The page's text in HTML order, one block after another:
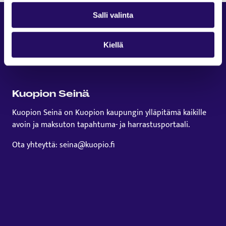
Salli valinta
Kiellä
Kuopion Seinä
Kuopion Seinä on Kuopion kaupungin ylläpitämä kaikille
avoin ja maksuton tapahtuma- ja harrastusportaali.
Ota yhteyttä: seina@kuopio.fi